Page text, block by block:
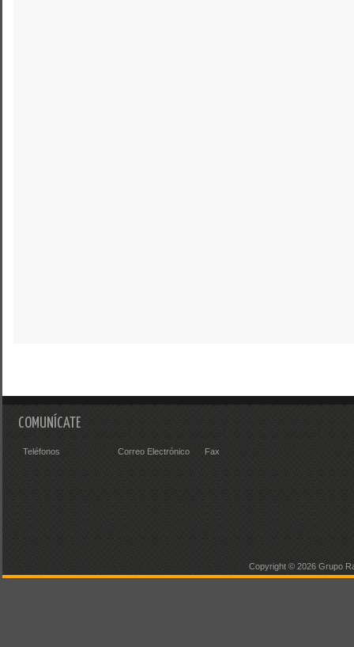
COMUNÍCATE
Teléfonos Correo Electrónico Fax
Copyright © 2026 Grupo